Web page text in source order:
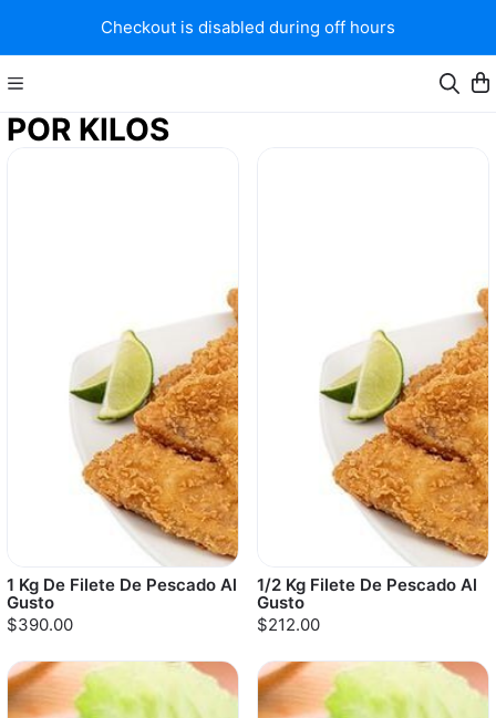
Checkout is disabled during off hours
POR KILOS
1 Kg De Filete De Pescado Al
Gusto
$390.00
1/2 Kg Filete De Pescado Al
Gusto
$212.00